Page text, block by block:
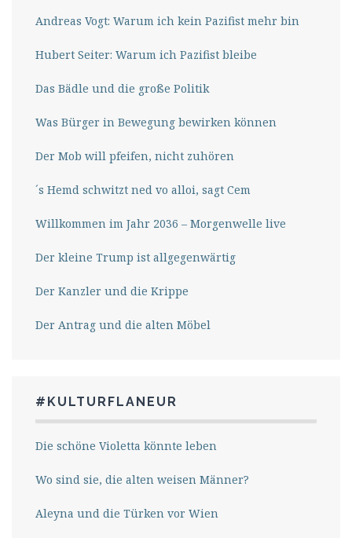
Andreas Vogt: Warum ich kein Pazifist mehr bin
Hubert Seiter: Warum ich Pazifist bleibe
Das Bädle und die große Politik
Was Bürger in Bewegung bewirken können
Der Mob will pfeifen, nicht zuhören
´s Hemd schwitzt ned vo alloi, sagt Cem
Willkommen im Jahr 2036 – Morgenwelle live
Der kleine Trump ist allgegenwärtig
Der Kanzler und die Krippe
Der Antrag und die alten Möbel
#KULTURFLANEUR
Die schöne Violetta könnte leben
Wo sind sie, die alten weisen Männer?
Aleyna und die Türken vor Wien